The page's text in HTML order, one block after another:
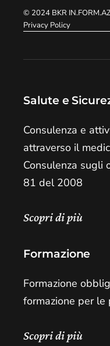
© 2024 BKR
Privacy Policy
Salute e
Consulenza e
attraverso il
Consulenza sugli
81 del 2008
Scopri di più
Formazione
Formazione
formazione per le
Scopri di più